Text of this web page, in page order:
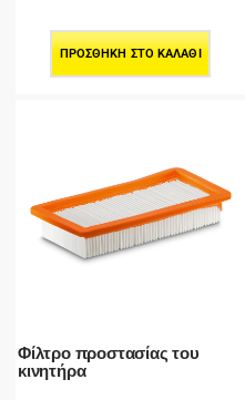
ΠΡΟΣΘΉΚΗ ΣΤΟ ΚΑΛΆΘΙ
Φίλτρο προστασίας του
κινητήρα